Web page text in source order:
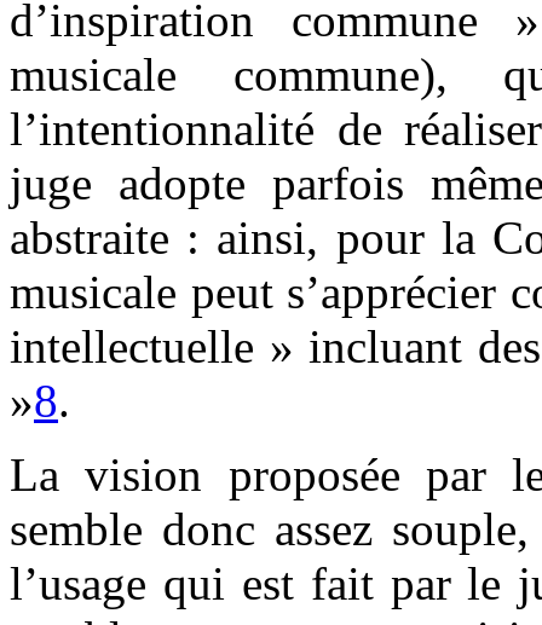
d’inspiration commune
musicale commune),
l’intentionnalité de
juge adopte parfois
abstraite : ainsi, pour la
musicale peut s’apprécier
intellectuelle » incluant
»8.
La vision proposée par
semble donc assez
l’usage qui est fait par le